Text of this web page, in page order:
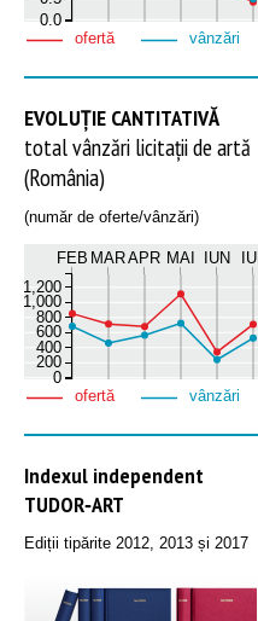
0.0
ofertă vânzări
EVOLUȚIE CANTITATIVĂ
total vânzări licitații de artă
(România)
(număr de oferte/vânzări)
FEB MARAPR MAI IUN IUL
0
200
400
600
800
1,000
1,200
ofertă vânzări
Indexul independent
TUDOR‑ART
Ediții tipărite 2012, 2013 și 2017